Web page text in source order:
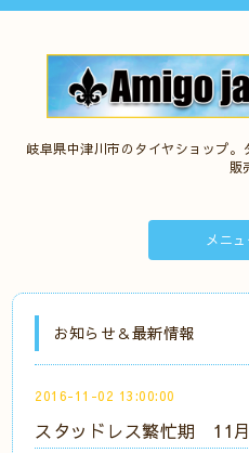
岐阜県中津川市のタイヤショップ
販
メニュ
お知らせ＆最新情報
2016-11-02 13:00:00
スタッドレス繁忙期 11